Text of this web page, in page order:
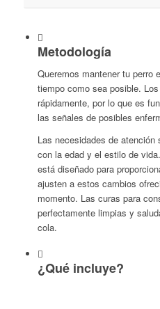
Metodología
Queremos mantener tu perro
tiempo como sea posible.
rápidamente, por lo que es
las señales de posibles
Las necesidades de
con la edad y el estilo de
está diseñado para
ajusten a estos cambios
momento. Las curas para
perfectamente limpias y
cola.
¿Qué incluye?